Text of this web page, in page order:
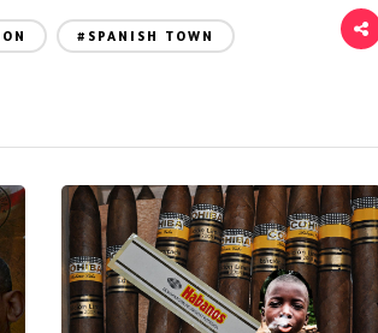
#SPANISH TOWN